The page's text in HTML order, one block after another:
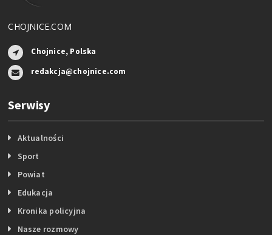
CHOJNICE.COM
Chojnice, Polska
redakcja@chojnice.com
Serwisy
Aktualności
Sport
Powiat
Edukacja
Kronika policyjna
Nasze rozmowy